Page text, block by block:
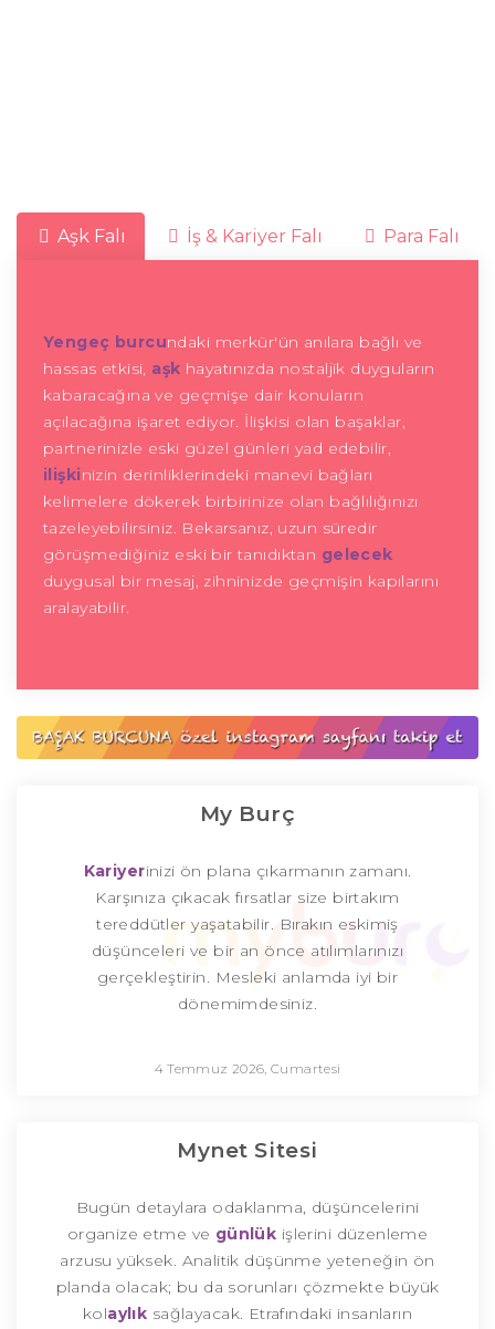
Aşk Falı İş & Kariyer Falı Para Falı
Yengeç burcundaki merkür'ün anılara bağlı ve
hassas etkisi, aşk hayatınızda nostaljik duyguların
kabaracağına ve geçmişe dair konuların
açılacağına işaret ediyor. İlişkisi olan başaklar,
partnerinizle eski güzel günleri yad edebilir,
ilişkinizin derinliklerindeki manevi bağları
kelimelere dökerek birbirinize olan bağlılığınızı
tazeleyebilirsiniz. Bekarsanız, uzun süredir
görüşmediğiniz eski bir tanıdıktan gelecek
duygusal bir mesaj, zihninizde geçmişin kapılarını
aralayabilir.
My Burç
Kariyerinizi ön plana çıkarmanın zamanı.
Karşınıza çıkacak fırsatlar size birtakım
tereddütler yaşatabilir. Bırakın eskimiş
düşünceleri ve bir an önce atılımlarınızı
gerçekleştirin. Mesleki anlamda iyi bir
dönemimdesiniz.
4 Temmuz 2026, Cumartesi
Mynet Sitesi
Bugün detaylara odaklanma, düşüncelerini
organize etme ve günlük işlerini düzenleme
arzusu yüksek. Analitik düşünme yeteneğin ön
planda olacak; bu da sorunları çözmekte büyük
kolaylık sağlayacak. Etrafındaki insanların